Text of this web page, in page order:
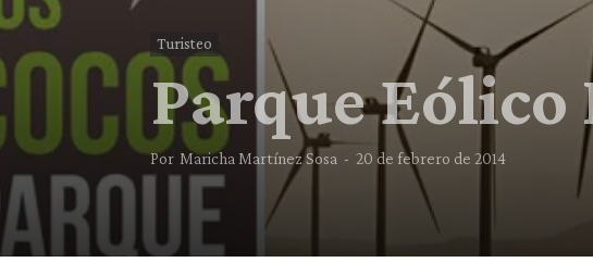
Turisteo
Parque Eólico
Por Maricha Martínez Sosa - 20 de febrero de 2014